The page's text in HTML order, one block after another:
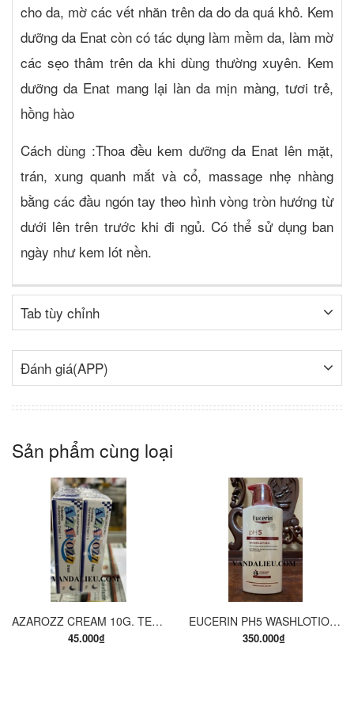
cho da, mờ các vết nhăn trên da do da quá khô. Kem
dưỡng da Enat còn có tác dụng làm mềm da, làm mờ
các sẹo thâm trên da khi dùng thường xuyên. Kem
dưỡng da Enat mang lại làn da mịn màng, tươi trẻ,
hồng hào
Cách dùng :Thoa đều kem dưỡng da Enat lên mặt,
trán, xung quanh mắt và cổ, massage nhẹ nhàng
bằng các đầu ngón tay theo hình vòng tròn hướng từ
dưới lên trên trước khi đi ngủ. Có thể sử dụng ban
ngày như kem lót nền.
Tab tùy chỉnh
Đánh giá(APP)
Sản phẩm cùng loại
AZAROZZ CREAM 10G. TERBINAFINE 1%. THUỐC TRỊ NẤM DA CHÂN, NẤM DA ĐÙI, NẤM DA THÂN, LANG BEN...
45.000₫
EUCERIN PH5 WASHLOTION 400ML. SỮA TẮM DẠNG GEL CHO DA NHẠY CẢM.
350.000₫